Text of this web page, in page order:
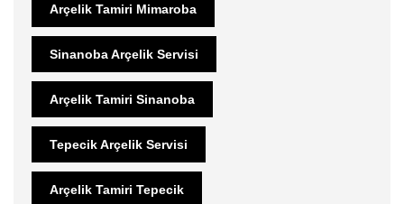
Arçelik Tamiri Mimaroba
Sinanoba Arçelik Servisi
Arçelik Tamiri Sinanoba
Tepecik Arçelik Servisi
Arçelik Tamiri Tepecik